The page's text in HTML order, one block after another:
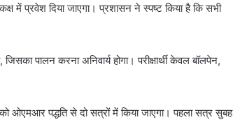
कक्ष में प्रवेश दिया जाएगा। प्रशासन ने स्पष्ट किया है कि सभी
पालन करना अनिवार्य होगा। परीक्षार्थी केवल बॉलपेन,
ओएमआर पद्धति से दो सत्रों में किया जाएगा। पहला सत्र सुबह